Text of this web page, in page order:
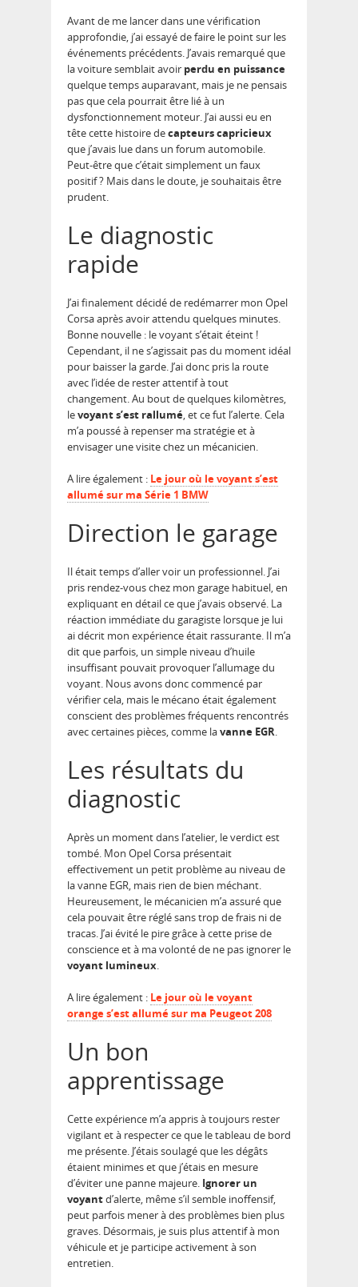
Avant de me lancer dans une vérification
approfondie, j’ai essayé de faire le point sur les
événements précédents. J’avais remarqué que
la voiture semblait avoir perdu en puissance
quelque temps auparavant, mais je ne pensais
pas que cela pourrait être lié à un
dysfonctionnement moteur. J’ai aussi eu en
tête cette histoire decapteurs capricieux
que j’avais lue dans un forum automobile.
Peut-être que c’était simplement un faux
positif ? Mais dans le doute, je souhaitais être
prudent.
Le diagnostic
rapide
J’ai finalement décidé de redémarrer mon Opel
Corsa après avoir attendu quelques minutes.
Bonne nouvelle : le voyant s’était éteint !
Cependant, il ne s’agissait pas du moment idéal
pour baisser la garde. J’ai donc pris la route
avec l’idée de rester attentif à tout
changement. Au bout de quelques kilomètres,
levoyant s’est rallumé, et ce fut l’alerte. Cela
m’a poussé à repenser ma stratégie et à
envisager une visite chez un mécanicien.
A lire également : Le jour où le voyant s’est
allumé sur ma Série 1 BMW
Direction le garage
Il était temps d’aller voir un professionnel. J’ai
pris rendez-vous chez mon garage habituel, en
expliquant en détail ce que j’avais observé. La
réaction immédiate du garagiste lorsque je lui
ai décrit mon expérience était rassurante. Il m’a
dit que parfois, un simple niveau d’huile
insuffisant pouvait provoquer l’allumage du
voyant. Nous avons donc commencé par
vérifier cela, mais le mécano était également
conscient des problèmes fréquents rencontrés
avec certaines pièces, comme lavanne EGR.
Les résultats du
diagnostic
Après un moment dans l’atelier, le verdict est
tombé. Mon Opel Corsa présentait
effectivement un petit problème au niveau de
la vanne EGR, mais rien de bien méchant.
Heureusement, le mécanicien m’a assuré que
cela pouvait être réglé sans trop de frais ni de
tracas. J’ai évité le pire grâce à cette prise de
conscience et à ma volonté de ne pas ignorer le
voyant lumineux.
A lire également : Le jour où le voyant
orange s’est allumé sur ma Peugeot 208
Un bon
apprentissage
Cette expérience m’a appris à toujours rester
vigilant et à respecter ce que le tableau de bord
me présente. J’étais soulagé que les dégâts
étaient minimes et que j’étais en mesure
d’éviter une panne majeure. Ignorer un
voyantd’alerte, même s’il semble inoffensif,
peut parfois mener à des problèmes bien plus
graves. Désormais, je suis plus attentif à mon
véhicule et je participe activement à son
entretien.